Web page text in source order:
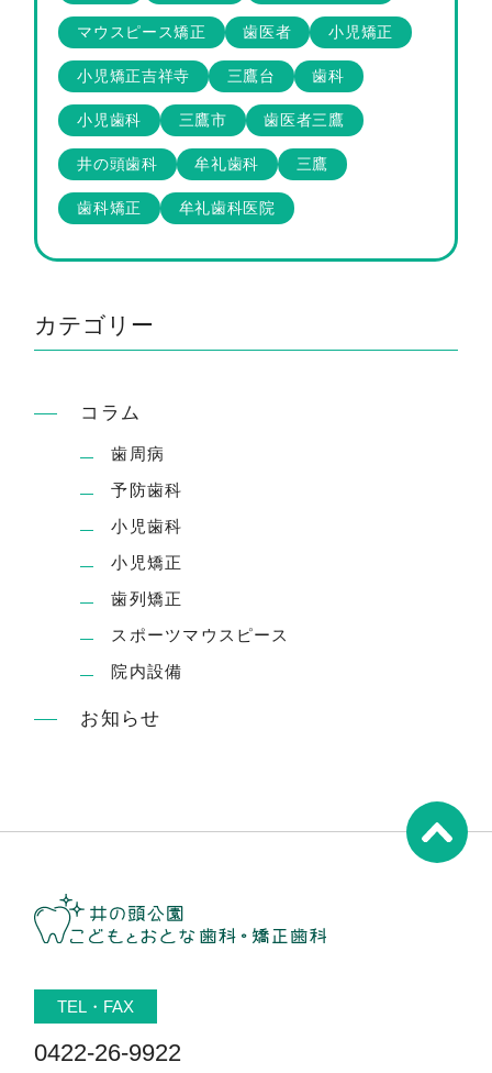
マウスピース矯正 歯医者 小児矯正
小児矯正吉祥寺 三鷹台 歯科
小児歯科 三鷹市 歯医者三鷹
井の頭歯科 牟礼歯科 三鷹
歯科矯正 牟礼歯科医院
カテゴリー
コラム
歯周病
予防歯科
小児歯科
小児矯正
歯列矯正
スポーツマウスピース
院内設備
お知らせ
TEL・FAX
0422-26-9922